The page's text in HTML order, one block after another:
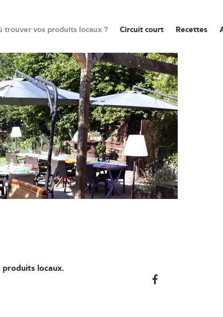
trouver vos produits locaux ? Circuit court Recettes
locaux.